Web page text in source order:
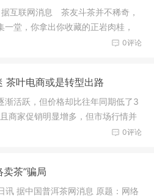
互联网消息 茶友斗茶并不稀奇，
堂，你拿出你收藏的正岩肉桂，
0评论
茶叶电商或是转型出路
渐活跃，但价格却比往年同期低了3
商家促销明显增多，但市场行情并
0评论
茶”骗局
据中国普洱茶网消息 原题：网络